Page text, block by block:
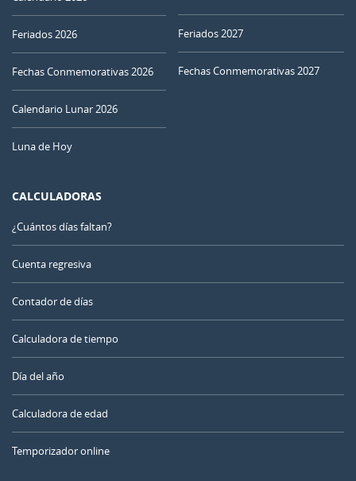
Feriados 2026
Fechas Conmemorativas 2026
Calendario Lunar 2026
Luna de Hoy
Feriados 2027
Fechas Conmemorativas 2027
CALCULADORAS
¿Cuántos días faltan?
Cuenta regresiva
Contador de días
Calculadora de tiempo
Día del año
Calculadora de edad
Temporizador online